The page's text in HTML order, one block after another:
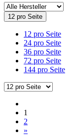
12 pro Seite
12 pro Seite
24 pro Seite
36 pro Seite
72 pro Seite
144 pro Seite
1
2
»